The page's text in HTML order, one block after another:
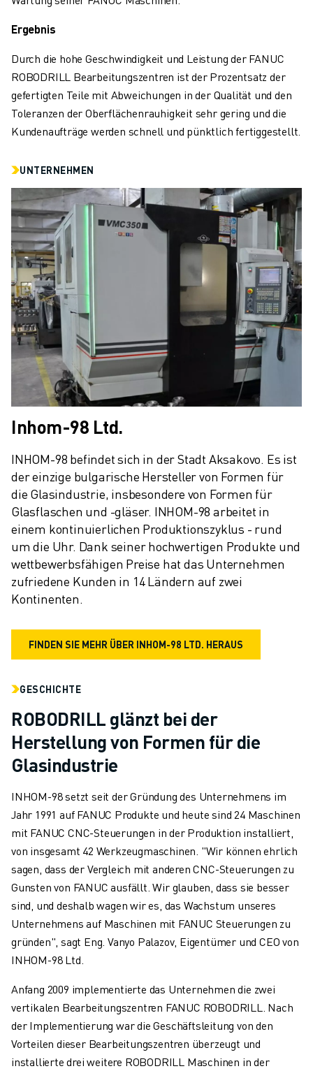
ÜBER FANUC
FANUC IN EUROPA
NACHHALTIGKEIT
KARRIERE
GESTALTEN SIE IHRE ZUKUNFT MIT FANUC
JETZT BEWERBEN » KARRIEREPORTAL
KONTAKT
STANDORTE
IMPRESSUM
Ergebnis
Durch die hohe Geschwindigkeit und Leistung der FANUC
RОBODRILL Bearbeitungszentren ist der Prozentsatz der
gefertigten Teile mit Abweichungen in der Qualität und den
Toleranzen der Oberflächenrauhigkeit sehr gering und die
Kundenaufträge werden schnell und pünktlich fertiggestellt.
UNTERNEHMEN
Inhom-98 Ltd.
INHOM-98 befindet sich in der Stadt Aksakovo. Es ist
der einzige bulgarische Hersteller von Formen für
die Glasindustrie, insbesondere von Formen für
Glasflaschen und -gläser. INHOM-98 arbeitet in
einem kontinuierlichen Produktionszyklus - rund
um die Uhr. Dank seiner hochwertigen Produkte und
wettbewerbsfähigen Preise hat das Unternehmen
zufriedene Kunden in 14 Ländern auf zwei
Kontinenten.
FINDEN SIE MEHR ÜBER INHOM-98 LTD. HERAUS
GESCHICHTE
ROBODRILL glänzt bei der
Herstellung von Formen für die
Glasindustrie
INHOM-98 setzt seit der Gründung des Unternehmens im
Jahr 1991 auf FANUC Produkte und heute sind 24 Maschinen
mit FANUC CNC-Steuerungen in der Produktion installiert,
von insgesamt 42 Werkzeugmaschinen. "Wir können ehrlich
sagen, dass der Vergleich mit anderen CNC-Steuerungen zu
Gunsten von FANUC ausfällt. Wir glauben, dass sie besser
sind, und deshalb wagen wir es, das Wachstum unseres
Unternehmens auf Maschinen mit FANUC Steuerungen zu
gründen", sagt Eng. Vanyo Palazov, Eigentümer und CEO von
INHOM-98 Ltd.
Anfang 2009 implementierte das Unternehmen die zwei
vertikalen Bearbeitungszentren FANUC ROBODRILL. Nach
der Implementierung war die Geschäftsleitung von den
Vorteilen dieser Bearbeitungszentren überzeugt und
installierte drei weitere ROBODRILL Maschinen in der